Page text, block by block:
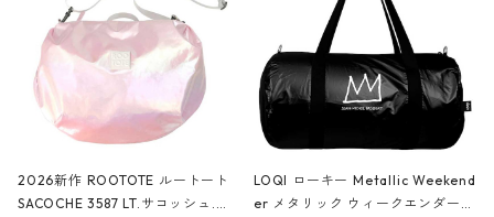
2026新作 ROOTOTE ルートート
SACOCHE 3587 LT.サコッシュ.ル
LOQI ローキー Metallic Weekend
er メタリック ウィークエンダー